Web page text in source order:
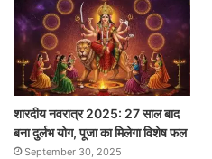
शारदीय नवरात्र 2025: 27 साल बाद
बना दुर्लभ योग, पूजा का मिलेगा विशेष फल
September 30, 2025